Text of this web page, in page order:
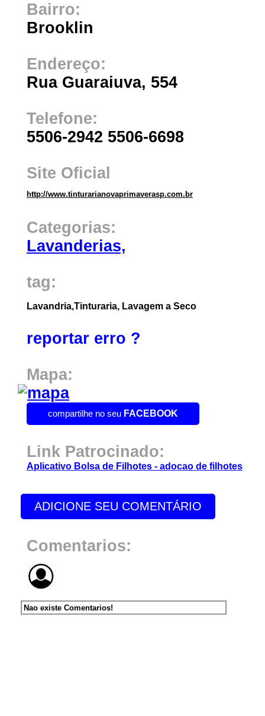
Bairro:
Brooklin
Endereço:
Rua Guaraiuva, 554
Telefone:
5506-2942 5506-6698
Site Oficial
http://www.tinturarianovaprimaverasp.com.br
Categorias:
Lavanderias,
tag:
Lavandria,Tinturaria, Lavagem a Seco
reportar erro ?
Mapa:
compartilhe no seu FACEBOOK
Link Patrocinado:
Aplicativo Bolsa de Filhotes - adocao de filhotes
ADICIONE SEU COMENTÁRIO
Comentarios:
Nao existe Comentarios!